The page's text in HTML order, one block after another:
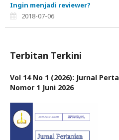
Ingin menjadi reviewer?
2018-07-06
Terbitan Terkini
Vol 14 No 1 (2026): Jurnal
Nomor 1 Juni 2026